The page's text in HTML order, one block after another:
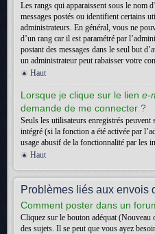
Les rangs qui apparaissent sous le nom
messages postés ou identifient certains
administrateurs. En général, vous ne
d’un rang car il est paramétré par
postant des messages dans le seul but
un administrateur peut rabaisser votre
Haut
Lorsque je clique sur le lien e-
demande de me connecter ?
Seuls les utilisateurs enregistrés
intégré (si la fonction a été activée par
usage abusif de la fonctionnalité par les
Haut
Problèmes liés aux envois
Comment poster dans un
Cliquez sur le bouton adéquat
des sujets. Il se peut que vous ayez